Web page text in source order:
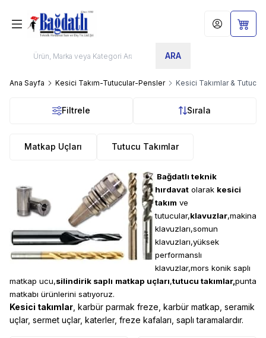
ARA
Hesabım
Ana Sayfa Kesici Takım-Tutucular-Pensler Kesici Takımlar &
Filtrele Sırala
Matkap Uçları Tutucu Takımlar
Bağdatlı teknik
hırdavat olarak kesici
takım ve
tutucular,klavuzlar,makina
klavuzları,somun
klavuzları,yüksek
performanslı
klavuzlar,mors konik saplı
matkap ucu,silindirik saplı matkap uçları,tutucu takımlar,punta
matkabı ürünlerini satıyoruz.
Kesici takımlar , karbür parmak freze, karbür matkap, seramik
uçlar, sermet uçlar, katerler, freze kafaları, saplı taramalardır.